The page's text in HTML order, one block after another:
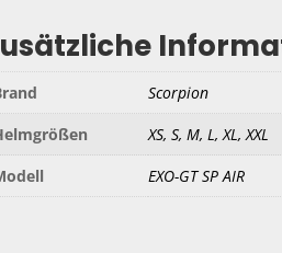
Scorpion
XS, S, M, L, XL, XXL
EXO-GT SP AIR